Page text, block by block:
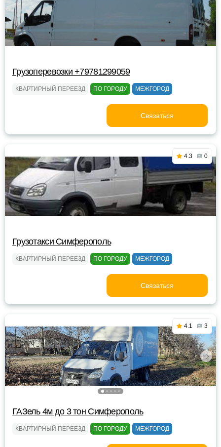
Грузоперевозки +79781299059
КВАРТИРНЫЙ ПЕРЕЕЗД ПО ГОРОДУ МЕЖГОРОД
Связаться
4.3 0
Грузотакси Симферополь
КВАРТИРНЫЙ ПЕРЕЕЗД ПО ГОРОДУ МЕЖГОРОД
Связаться
4.1 3
ГАЗель 4м до 3 тон Симферополь
КВАРТИРНЫЙ ПЕРЕЕЗД ПО ГОРОДУ МЕЖГОРОД